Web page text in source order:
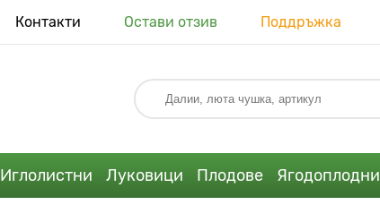
Контакти Остави отзив Поддръжка
Иглолистни Луковици Плодове Ягодоплодни